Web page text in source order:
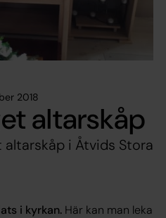
2018
altarskåp
altarskåp i Åtvids Stora
i kyrkan. Här kan man leka